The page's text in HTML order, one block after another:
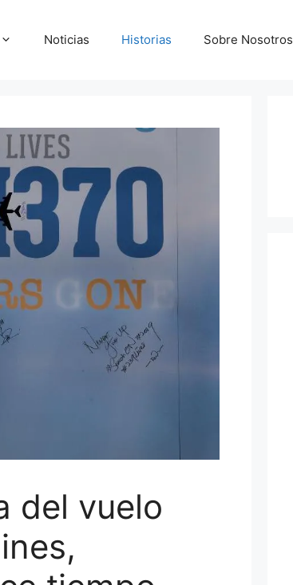
Noticias Historias Sobre Nosotros
del vuelo